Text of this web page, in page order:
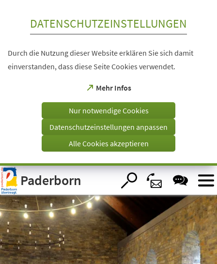
Visuelle
Assistenzsoftware
öffnen.
DATENSCHUTZEINSTELLUNGEN
Durch die Nutzung dieser Website erklären Sie sich damit
einverstanden, dass diese Seite Cookies verwendet.
Mehr Infos
(Öffnet
einem
Tab)
Nur notwendige Cookies
Datenschutzeinstellungen anpassen
Alle Cookies akzeptieren
Paderborn